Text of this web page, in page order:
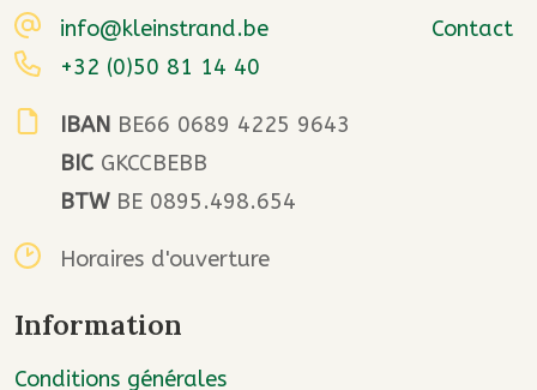
info@kleinstrand.be
+32 (0)50 81 14 40
IBAN BE66 0689 4225 9643
BIC GKCCBEBB
BTWBE 0895.498.654
Horaires d'ouverture
Contact
Information
Conditions générales